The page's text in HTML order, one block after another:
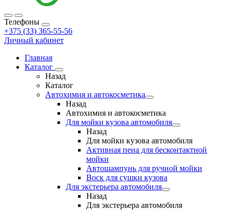
Телефоны
+375 (33) 365-55-56
Личный кабинет
Главная
Каталог
Назад
Каталог
Автохимия и автокосметика
Назад
Автохимия и автокосметика
Для мойки кузова автомобиля
Назад
Для мойки кузова автомобиля
Активная пена для бесконтактной
мойки
Автошампунь для ручной мойки
Воск для сушки кузова
Для экстерьера автомобиля
Назад
Для экстерьера автомобиля